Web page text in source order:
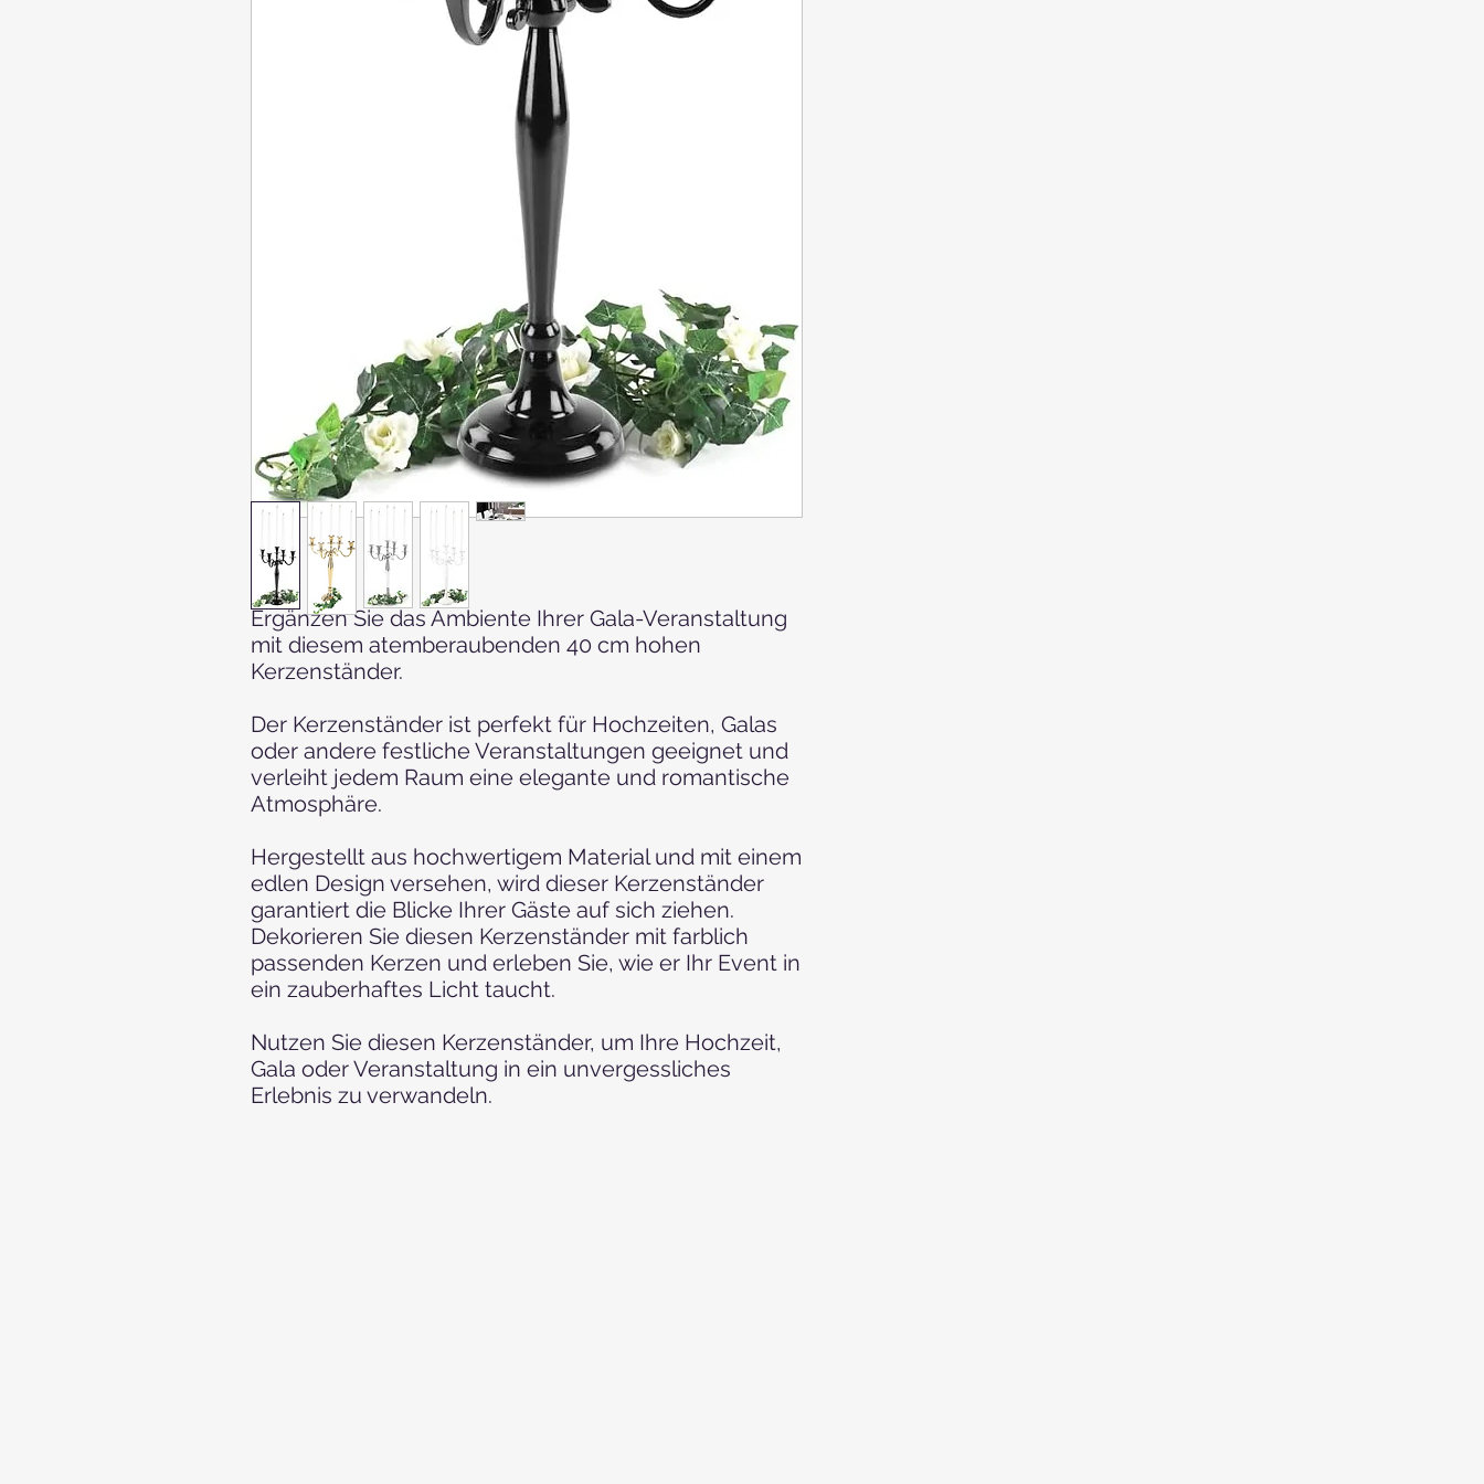
Ergänzen Sie das Ambiente Ihrer Gala-Veranstaltung
mit diesem atemberaubenden 40 cm hohen
Kerzenständer.
Der Kerzenständer ist perfekt für Hochzeiten, Galas
oder andere festliche Veranstaltungen geeignet und
verleiht jedem Raum eine elegante und romantische
Atmosphäre.
Hergestellt aus hochwertigem Material und mit einem
edlen Design versehen, wird dieser Kerzenständer
garantiert die Blicke Ihrer Gäste auf sich ziehen.
Dekorieren Sie diesen Kerzenständer mit farblich
passenden Kerzen und erleben Sie, wie er Ihr Event in
ein zauberhaftes Licht taucht.
Nutzen Sie diesen Kerzenständer, um Ihre Hochzeit,
Gala oder Veranstaltung in ein unvergessliches
Erlebnis zu verwandeln.